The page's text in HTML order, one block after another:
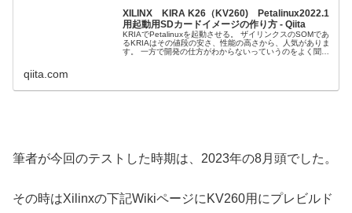
XILINX KIRA K26（KV260) Petalinux2022.1
用起動用SDカードイメージの作り方 - Qiita
KRIAでPetalinuxを起動させる。 ザイリンクスのSOMであ
るKRIAはその値段の安さ、性能の高さから、人気がありま
す。 一方で開発の仕方がわからないっていうのをよく聞き
qiita.com
筆者が今回のテストした時期は、2023年の8月頭でした。
その時はXilinxの下記WikiページにKV260用にプレビルド